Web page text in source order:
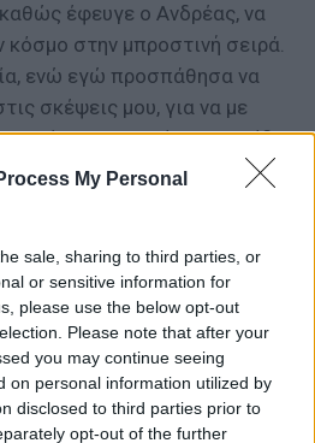
My Personal
sale, sharing to third parties, or
or sensitive information for
please use the below opt-out
Please note that after your
you may continue seeing
on personal information utilized by
disclosed to third parties prior to
opt-out of the further
έφευγε ο Ανδρέας, να
κόσμο στην μπροστινή σειρά.
ενώ εγώ προσπάθησα να
σκέψεις μου, για να με
λέει «Μαργαρίτα» και είδα
Του έδωσα το δικό μου. Το
φορές. Δεν υπήρξε
για τον χωρισμό μας, αλλά
αγάπης έσβησε επιτέλους
καρδιάς μου».